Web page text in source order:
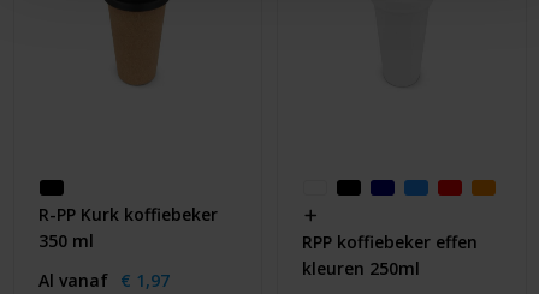
R-PP Kurk koffiebeker
350 ml
Al vanaf € 1,97
RPP koffiebeker effen
kleuren 250ml